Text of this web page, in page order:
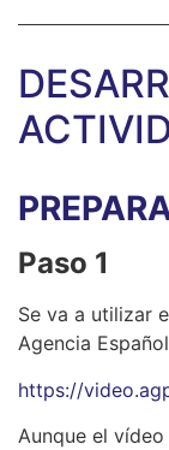
Paso 1
Se va a utilizar
Agencia
https://
Aunque el